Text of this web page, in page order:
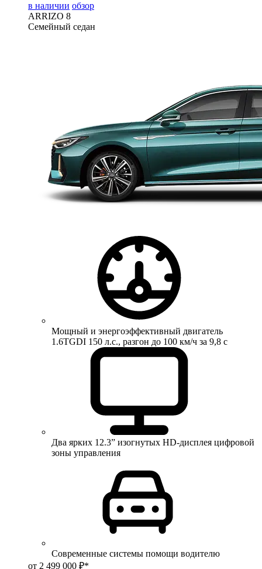
в наличии обзор
ARRIZO 8
Семейный седан
Мощный и энергоэффективный двигатель
1.6TGDI 150 л.с., разгон до 100 км/ч за 9,8 с
Два ярких 12.3” изогнутых HD-дисплея цифровой
зоны управления
Современные системы помощи водителю
от 2 499 000 ₽*